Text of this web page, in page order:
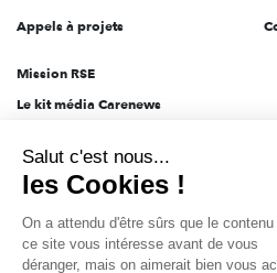
Appels à projets
Mission RSE
Le kit média Carenews
AEF info
Novethic
PRODURABLE
Inclusiv Day
Salut c'est nous...
les Cookies !
On a attendu d'être sûrs que le contenu
ce site vous intéresse avant de vous
déranger, mais on aimerait bien vous